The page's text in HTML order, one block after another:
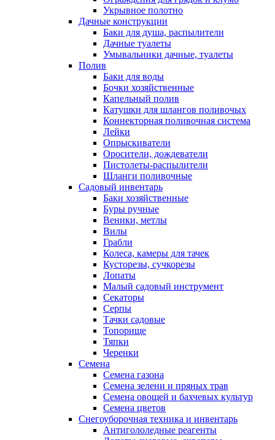
Укрывное полотно
Дачные конструкции
Баки для душа, распылители
Дачные туалеты
Умывальники дачные, туалеты
Полив
Баки для воды
Бочки хозяйственные
Капельный полив
Катушки для шлангов поливочых
Коннекторная поливочная система
Лейки
Опрыскиватели
Оросители, дождеватели
Пистолеты-распылители
Шланги поливочные
Садовый инвентарь
Баки хозяйственные
Буры ручные
Веники, метлы
Вилы
Грабли
Колеса, камеры для тачек
Кусторезы, сучкорезы
Лопаты
Малый садовый инструмент
Секаторы
Серпы
Тачки садовые
Топорище
Тяпки
Черенки
Семена
Семена газона
Семена зелени и пряных трав
Семена овощей и бахчевых культур
Семена цветов
Снегоуборочная техника и инвентарь
Антигололедные реагенты